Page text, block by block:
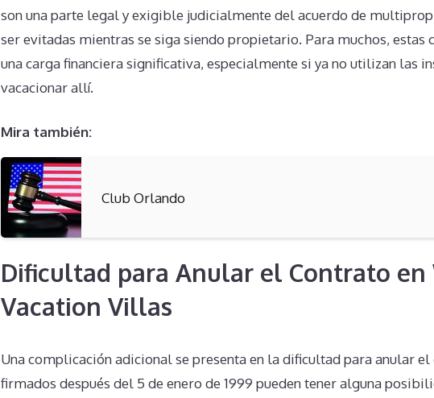
son una parte legal y exigible judicialmente del acuerdo de
ser evitadas mientras se siga siendo propietario. Para muchos, estas
una carga financiera significativa, especialmente si ya no utilizan las
vacacionar allí.
Mira también:
Club Orlando
Dificultad para Anular el Contrato en
Vacation Villas
Una complicación adicional se presenta en la dificultad para anular
firmados después del 5 de enero de 1999 pueden tener alguna